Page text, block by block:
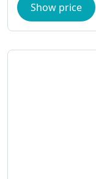
Show price